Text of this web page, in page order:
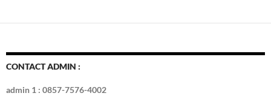
CONTACT ADMIN :
admin 1 : 0857-7576-4002